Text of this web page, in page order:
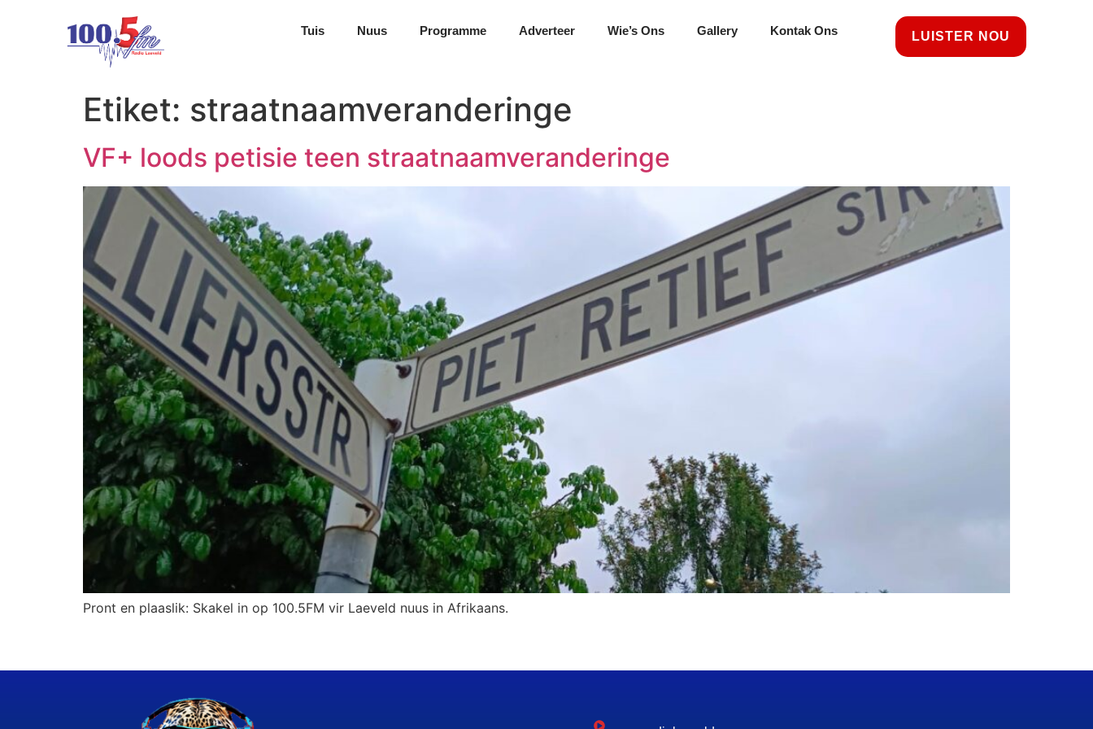
Tuis Nuus Programme Adverteer Wie’s Ons Gallery Kontak Ons LUISTER NOU
Etiket: straatnaamveranderinge
VF+ loods petisie teen straatnaamveranderinge
Pront en plaaslik: Skakel in op 100.5FM vir Laeveld nuus in Afrikaans.